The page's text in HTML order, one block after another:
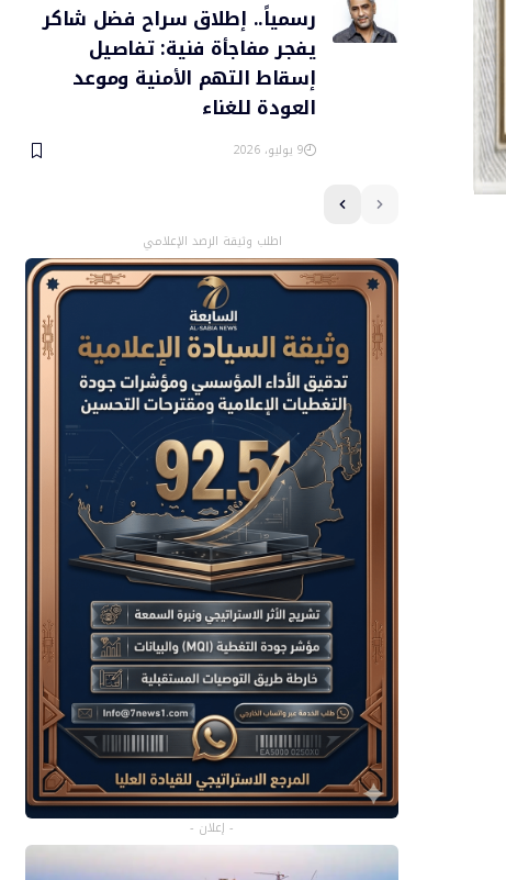
رسمياً.. إطلاق سراح فضل شاكر
يفجر مفاجأة فنية: تفاصيل
إسقاط التهم الأمنية وموعد
العودة للغناء
9 يوليو، 2026
اطلب وثيقة الرصد الإعلامي
- إعلان -